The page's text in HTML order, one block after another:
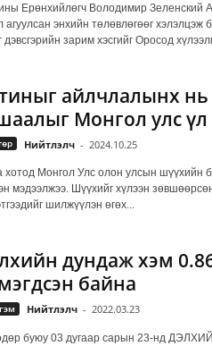
Ерөнхийлөгч Володимир Зеленский
агуулсан энхийн төлөвлөгөөг хэлэлцэж
дэвсгэрийн зарим хэсгийг Оросод
айлчлалынх нь
Монгол улс
Нийтлэлч - 2024.10.25
хотод Монгол Улс олон улсын шүүхийн
мэдээлжээ. Шүүхийг хүлээн
шилжүүлэн өгөх...
дундаж хэм
байна
Нийтлэлч - 2022.03.23
буюу 03 дугаар сарын 23-нд